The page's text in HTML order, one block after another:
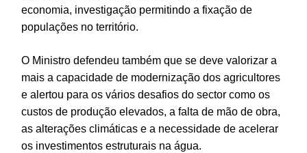
economia, investigação permitindo a fixação de
populações no território.
O Ministro defendeu também que se deve valorizar a
mais a capacidade de modernização dos agricultores
e alertou para os vários desafios do sector como os
custos de produção elevados, a falta de mão de obra,
as alterações climáticas e a necessidade de acelerar
os investimentos estruturais na água.